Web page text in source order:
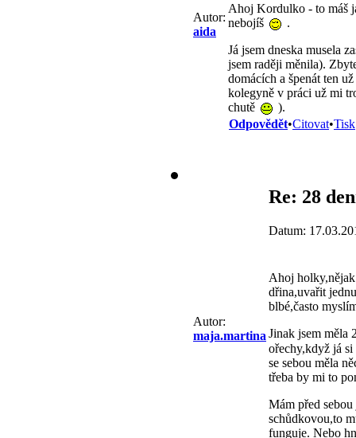
Autor:
aida
Ahoj Kordulko - to máš
nebojíš
.
Já jsem dneska musela
jsem raději měnila).
domácích a špenát ten
kolegyně v práci už mi
chutě
).
Odpovědět•Citovat•Tisk
Autor:
maja.martina
Re: 28
Datum:
Ahoj
dřina,uvařit
blbé,často
Jinak jsem měla
ořechy,když já
se sebou měla
třeba by mi to
Mám před
schůdkovou,to
funguje. Nebo